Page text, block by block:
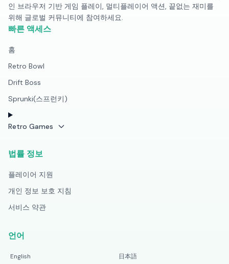
인 브라우저 기반 게임 플레이, 멀티플레이어 액션, 끝없는 재미를
위해 글로벌 커뮤니티에 참여하세요.
빠른 액세스
홈
Retro Bowl
Drift Boss
Sprunki(스프런키)
Retro Games
법률 정보
플레이어 지원
개인 정보 보호 지침
서비스 약관
언어
English 日本語